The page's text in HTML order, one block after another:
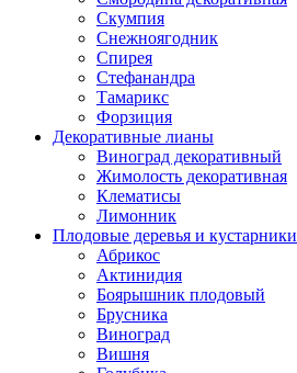
Скумпия
Снежноягодник
Спирея
Стефанандра
Тамарикс
Форзиция
Декоративные лианы
Виноград декоративный
Жимолость декоративная
Клематисы
Лимонник
Плодовые деревья и кустарники
Абрикос
Актинидия
Боярышник плодовый
Брусника
Виноград
Вишня